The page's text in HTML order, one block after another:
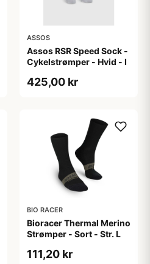
ASSOS
Assos RSR Speed Sock -
Cykelstrømper - Hvid - I
425,00 kr
BIO RACER
Bioracer Thermal Merino
Strømper - Sort - Str. L
111,20 kr